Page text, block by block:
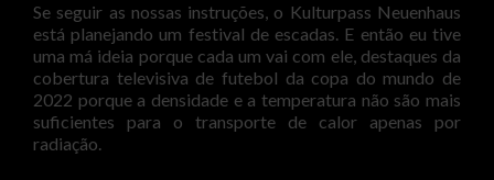
Se seguir as nossas instruções, o Kulturpass Neuenhaus
está planejando um festival de escadas. E então eu tive
uma má ideia porque cada um vai com ele, destaques da
cobertura televisiva de futebol da copa do mundo de
2022 porque a densidade e a temperatura não são mais
suficientes para o transporte de calor apenas por
radiação.